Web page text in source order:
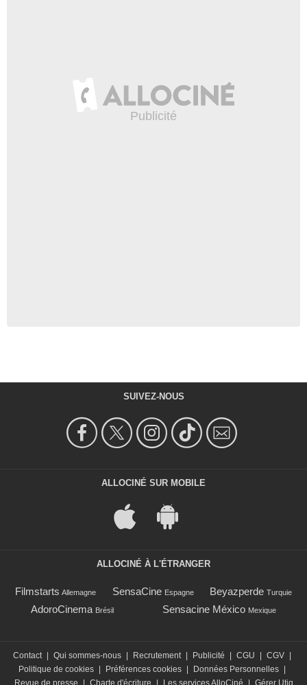
SUIVEZ-NOUS
ALLOCINÉ SUR MOBILE
ALLOCINÉ À L'ÉTRANGER
Filmstarts Allemagne SensaCine Espagne Beyazperde Turquie
AdoroCinema Brésil Sensacine México Mexique
Contact | Qui sommes-nous | Recrutement | Publicité | CGU | CGV |
Politique de cookies | Préférences cookies | Données Personnelles |
Revue de presse
| Charte d'écriture | Les services AlloCiné | Gérer Utiq